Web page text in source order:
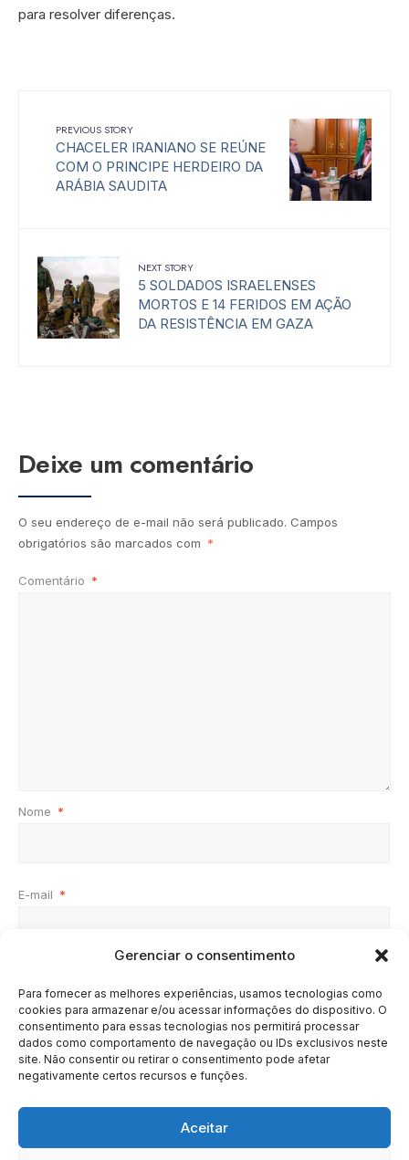
Gerenciar o consentimento
Para fornecer as melhores experiências, usamos tecnologias como
cookies para armazenar e/ou acessar informações do dispositivo. O
consentimento para essas tecnologias nos permitirá processar
dados como comportamento de navegação ou IDs exclusivos neste
site. Não consentir ou retirar o consentimento pode afetar
negativamente certos recursos e funções.
Aceitar
para resolver diferenças.
PREVIOUS STORY
CHACELER IRANIANO SE REÚNE
COM O PRINCIPE HERDEIRO DA
ARÁBIA SAUDITA
NEXT STORY
5 SOLDADOS ISRAELENSES
MORTOS E 14 FERIDOS EM AÇÃO
DA RESISTÊNCIA EM GAZA
Deixe um comentário
O seu endereço de e-mail não será publicado. Campos
obrigatórios são marcados com *
Comentário *
Nome *
E-mail *